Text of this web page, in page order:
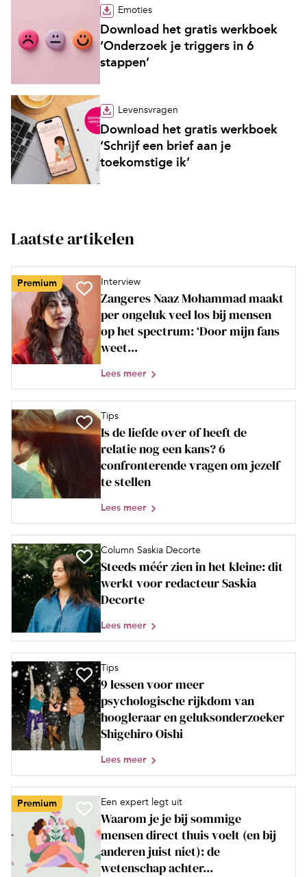
Emoties
Download het gratis werkboek
‘Onderzoek je triggers in 6
stappen’
Levensvragen
Download het gratis werkboek
‘Schrijf een brief aan je
toekomstige ik’
Laatste artikelen
Premium Interview
Zangeres Naaz Mohammad maakt
per ongeluk veel los bij mensen
op het spectrum: ‘Door mijn fans
weet...
Lees meer
Tips
Is de liefde over of heeft de
relatie nog een kans? 6
confronterende vragen om jezelf
te stellen
Lees meer
Column Saskia Decorte
Steeds méér zien in het kleine: dit
werkt voor redacteur Saskia
Decorte
Lees meer
Tips
9 lessen voor meer
psychologische rijkdom van
hoogleraar en geluksonderzoeker
Shigehiro Oishi
Lees meer
Premium Een expert legt uit
Waarom je je bij sommige
mensen direct thuis voelt (en bij
anderen juist niet): de
wetenschap achter...